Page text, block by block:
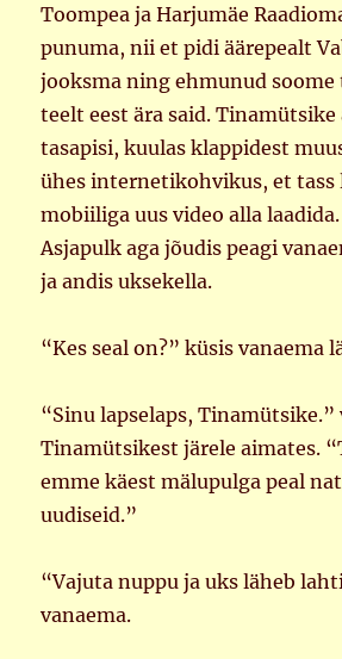
Toompea ja Harjumäe
punuma, nii et pidi äärepealt
jooksma ning ehmunud
teelt eest ära said. Tinamütsike
tasapisi, kuulas klappidest
ühes internetikohvikus, et tass
mobiiliga uus video alla
Asjapulk aga jõudis peagi
ja andis uksekella.
“Kes seal on?” küsis vanaema
“Sinu lapselaps, Tinamütsike.”
Tinamütsikest järele aimates.
emme käest mälupulga peal
uudiseid.”
“Vajuta nuppu ja uks läheb
vanaema.